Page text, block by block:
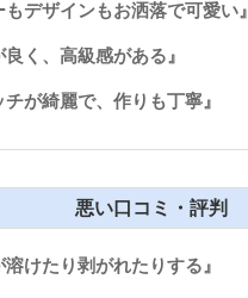
もデザインもお洒落で可愛い』
良く、高級感がある』
チが綺麗で、作りも丁寧』
悪い口コミ・評判
溶けたり剥がれたりする』